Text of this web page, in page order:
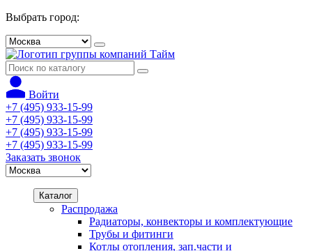
Выбрать город:
Войти
+7 (495) 933-15-99
+7 (495) 933-15-99
+7 (495) 933-15-99
+7 (495) 933-15-99
Заказать звонок
Каталог
Распродажа
Радиаторы, конвекторы и комплектующие
Трубы и фитинги
Котлы отопления, зап.части и